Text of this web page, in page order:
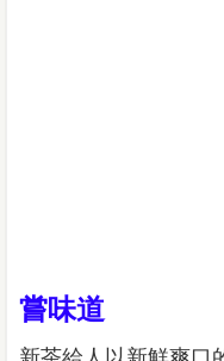
嘗味道